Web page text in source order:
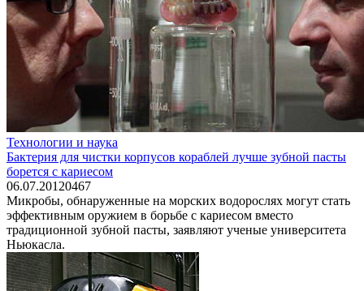
Технологии и наука
Бактерия для чистки корпусов кораблей лучше зубной пасты
борется с кариесом
06.07.20120467
Микробы, обнаруженные на морских водорослях могут стать
эффективным оружием в борьбе с кариесом вместо
традиционной зубной пасты, заявляют ученые университета
Ньюкасла.